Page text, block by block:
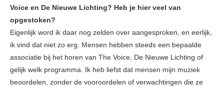
Voice en De Nieuwe Lichting? Heb je hier veel van
opgestoken?
Eigenlijk word ik daar nog zelden over aangesproken, en eerlijk,
ik vind dat niet zo erg. Mensen hebben steeds een bepaalde
associatie bij het horen van The Voice, De Nieuwe Lichting of
gelijk welk programma. Ik heb liefst dat mensen mijn muziek
beoordelen, zonder de vooroordelen of verwachtingen die ze